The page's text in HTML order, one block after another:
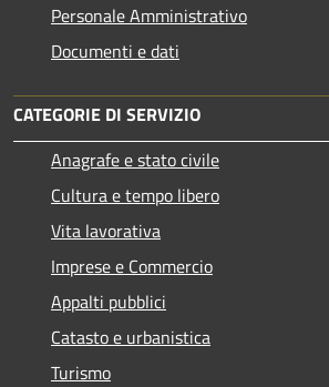
Personale Amministrativo
Documenti e dati
CATEGORIE DI SERVIZIO
Anagrafe e stato civile
Cultura e tempo libero
Vita lavorativa
Imprese e Commercio
Appalti pubblici
Catasto e urbanistica
Turismo